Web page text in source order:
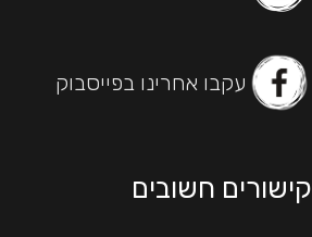
עקבו אחרינו בפייסבוק
קישורים חשובים